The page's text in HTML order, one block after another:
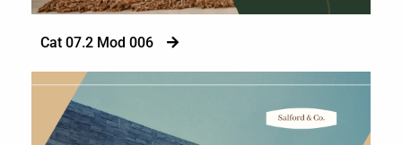
Cat 07.2 Mod 006